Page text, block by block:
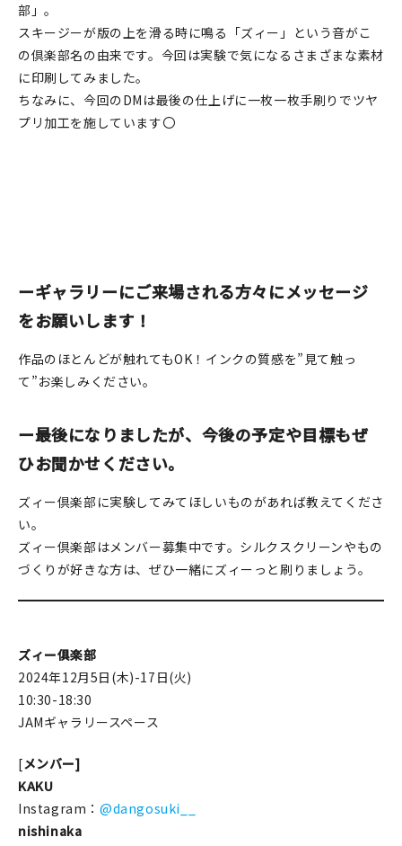
おすすめ特集
読みもの
イベント・ワークショップ
マイアカウント
お買い物ガイド
よくある質問
お問い合わせ
部」。
スキージーが版の上を滑る時に鳴る「ズィー」という音がこ
の倶楽部名の由来です。今回は実験で気になるさまざまな素材
に印刷してみました。
ちなみに、今回のDMは最後の仕上げに一枚一枚手刷りでツヤ
プリ加工を施しています〇
ーギャラリーにご来場される方々にメッセージ
をお願いします！
作品のほとんどが触れてもOK！インクの質感を”見て触っ
て”お楽しみください。
ー最後になりましたが、今後の予定や目標もぜ
ひお聞かせください。
ズィー倶楽部に実験してみてほしいものがあれば教えてくださ
い。
ズィー倶楽部はメンバー募集中です。シルクスクリーンやもの
づくりが好きな方は、ぜひ一緒にズィーっと刷りましょう。
ズィー俱楽部
2024年12月5日(木)-17日(火)
10:30-18:30
JAMギャラリースペース
[メンバー]
KAKU
Instagram： @dangosuki__
nishinaka